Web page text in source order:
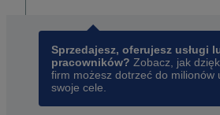
Sprzedajesz, oferujesz usługi
pracowników? Zobacz, jak
firm możesz dotrzeć do
swoje cele.